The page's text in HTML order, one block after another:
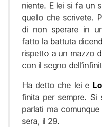
niente. E lei si fa un
quello che scrivete.
di non sperare in
fatto la battuta
rispetto a un mazzo
con il segno
Ha detto che lei e
finita per sempre. Si
parlati ma
sera, il 29.